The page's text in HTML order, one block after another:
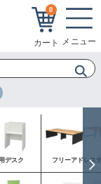
0
デスク フリーアドレス